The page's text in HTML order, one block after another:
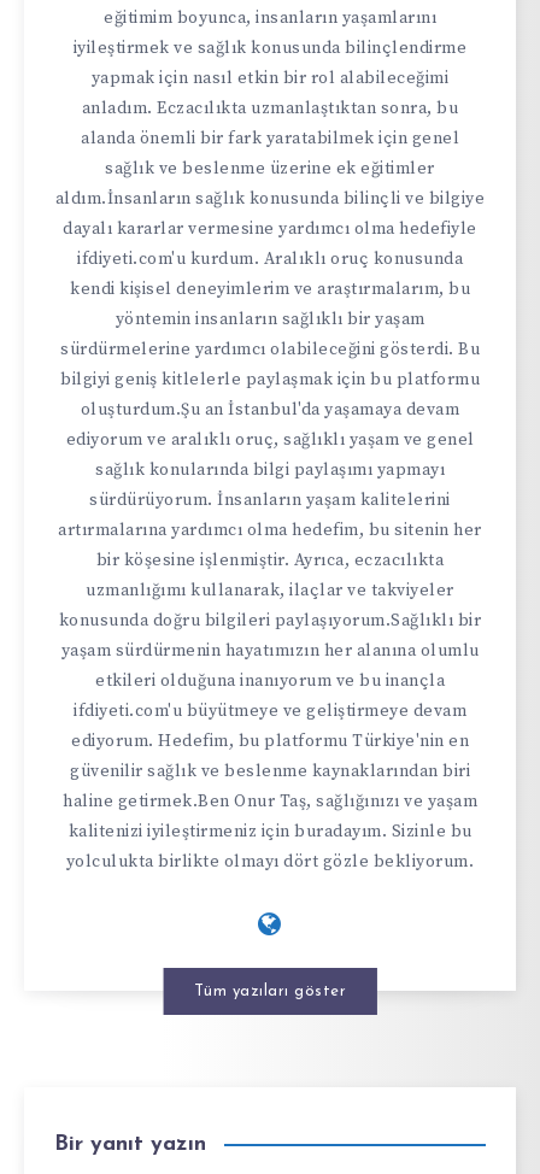
eğitimim boyunca, insanların yaşamlarını
iyileştirmek ve sağlık konusunda bilinçlendirme
yapmak için nasıl etkin bir rol alabileceğimi
anladım. Eczacılıkta uzmanlaştıktan sonra, bu
alanda önemli bir fark yaratabilmek için genel
sağlık ve beslenme üzerine ek eğitimler
aldım.İnsanların sağlık konusunda bilinçli ve bilgiye
dayalı kararlar vermesine yardımcı olma hedefiyle
ifdiyeti.com'u kurdum. Aralıklı oruç konusunda
kendi kişisel deneyimlerim ve araştırmalarım, bu
yöntemin insanların sağlıklı bir yaşam
sürdürmelerine yardımcı olabileceğini gösterdi. Bu
bilgiyi geniş kitlelerle paylaşmak için bu platformu
oluşturdum.Şu an İstanbul'da yaşamaya devam
ediyorum ve aralıklı oruç, sağlıklı yaşam ve genel
sağlık konularında bilgi paylaşımı yapmayı
sürdürüyorum. İnsanların yaşam kalitelerini
artırmalarına yardımcı olma hedefim, bu sitenin her
bir köşesine işlenmiştir. Ayrıca, eczacılıkta
uzmanlığımı kullanarak, ilaçlar ve takviyeler
konusunda doğru bilgileri paylaşıyorum.Sağlıklı bir
yaşam sürdürmenin hayatımızın her alanına olumlu
etkileri olduğuna inanıyorum ve bu inançla
ifdiyeti.com'u büyütmeye ve geliştirmeye devam
ediyorum. Hedefim, bu platformu Türkiye'nin en
güvenilir sağlık ve beslenme kaynaklarından biri
haline getirmek.Ben Onur Taş, sağlığınızı ve yaşam
kalitenizi iyileştirmeniz için buradayım. Sizinle bu
yolculukta birlikte olmayı dört gözle bekliyorum.
Tüm yazıları göster
Bir yanıt yazın